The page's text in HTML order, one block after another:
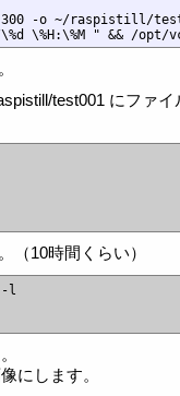
o ~/raspistill/
test001 にファイ
（10時間くらい）
-l
にします。